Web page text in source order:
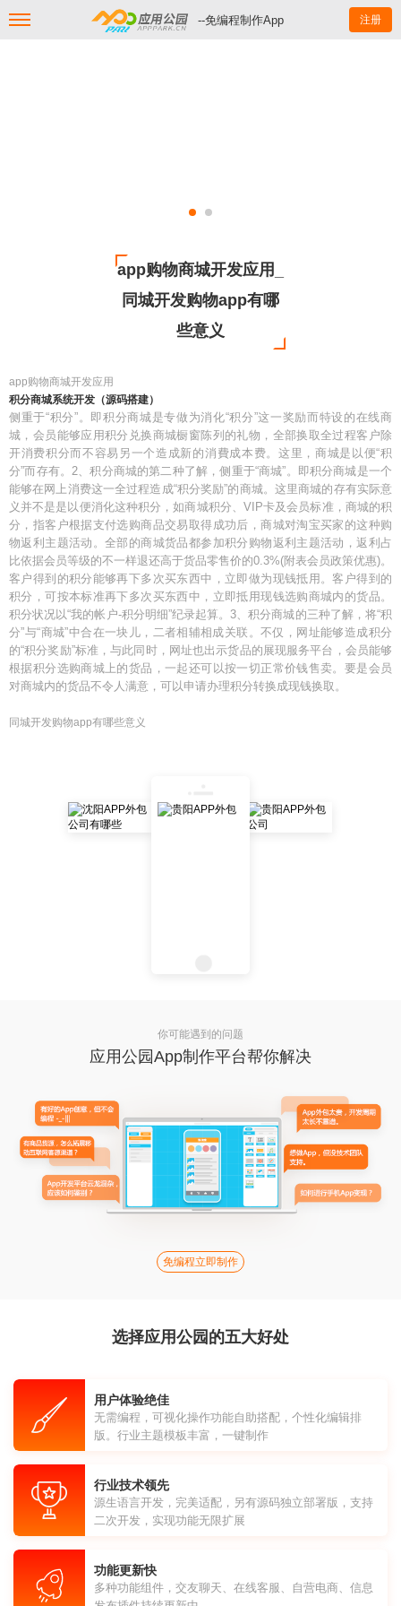
--免编程制作App 注册
app购物商城开发应用_
同城开发购物app有哪
些意义
app购物商城开发应用
积分商城系统开发（源码搭建）
侧重于“积分”。即积分商城是专做为消化“积分”这一奖励而特设的在线商
城，会员能够应用积分兑换商城橱窗陈列的礼物，全部换取全过程客户除
开消费积分而不容易另一个造成新的消費成本费。这里，商城是以便“积
分”而存有。2、积分商城的第二种了解，侧重于“商城”。即积分商城是一个
能够在网上消费这一全过程造成“积分奖励”的商城。这里商城的存有实际意
义并不是是以便消化这种积分，如商城积分、VIP卡及会员标准，商城的积
分，指客户根据支付选购商品交易取得成功后，商城对淘宝买家的这种购
物返利主题活动。全部的商城货品都参加积分购物返利主题活动，返利占
比依据会员等级的不一样退还高于货品零售价的0.3%(附表会员政策优惠)。
客户得到的积分能够再下多次买东西中，立即做为现钱抵用。客户得到的
积分，可按本标准再下多次买东西中，立即抵用现钱选购商城内的货品。
积分状况以“我的帐户-积分明细”纪录起算。3、积分商城的三种了解，将“积
分”与“商城”中合在一块儿，二者相辅相成关联。不仅，网址能够造成积分
的“积分奖励”标准，与此同时，网址也出示货品的展现服务平台，会员能够
根据积分选购商城上的货品，一起还可以按一切正常价钱售卖。要是会员
对商城内的货品不令人满意，可以申请办理积分转换成现钱换取。
同城开发购物app有哪些意义
你可能遇到的问题
应用公园App制作平台帮你解决
免编程立即制作
选择应用公园的五大好处
用户体验绝佳
无需编程，可视化操作功能自助搭配，个性化编辑排
版。行业主题模板丰富，一键制作
行业技术领先
源生语言开发，完美适配，另有源码独立部署版，支持
二次开发，实现功能无限扩展
功能更新快
多种功能组件，交友聊天、在线客服、自营电商、信息